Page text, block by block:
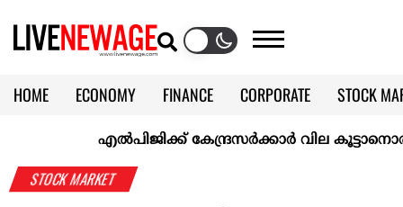
HOME ECONOMY FINANCE CORPORATE
STOCK
KERALA @70
എല്‍പിജിക്ക് കേന്ദ്രസർക്കാർ വില
STOCK MARKET